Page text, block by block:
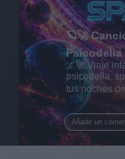
Añadir un
🪐🚀
Psicodelia
🌌🚀 Viaje
psicodelia,
tus noches
al
esta
✨⭐